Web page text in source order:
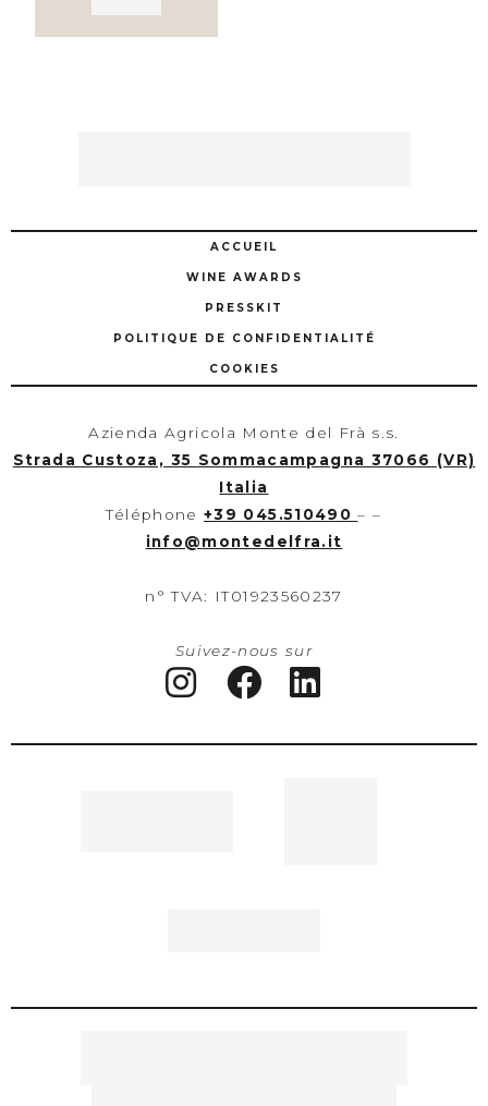
ACCUEIL
WINE AWARDS
PRESSKIT
POLITIQUE DE CONFIDENTIALITÉ
COOKIES
Azienda Agricola Monte del Frà s.s.
Strada Custoza, 35 Sommacampagna 37066 (VR)
Italia
Téléphone+39 045.510490– –
info@montedelfra.it
n° TVA: IT01923560237
Suivez-nous sur